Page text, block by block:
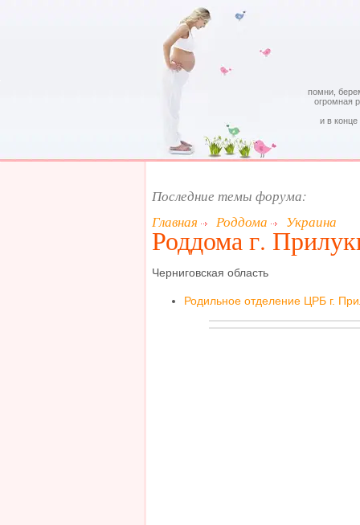
помни,
огромная
и в
Последние темы форума:
Главная
Роддома Украина
Роддома г.
Черниговская область
Родильное отделение ЦРБ г.